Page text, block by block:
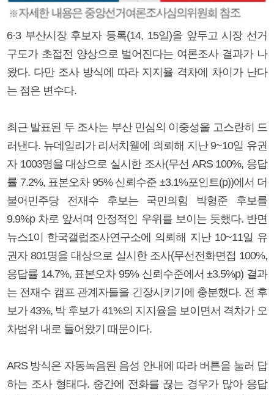
6·3 부산시장 후보자 등록(14, 15일)을 앞두고 시장 선거
구도가 초접전 양상으로 벌어진다는 여론조사 결과가 나
왔다. 다만 조사 방식에 따라 지지율 격차에 차이가 난다
는 점은 변수다.
최근 발표된 두 조사는 부산 민심의 이중성을 고스란히 드
러낸다. 뉴데일리가 리서치웰에 의뢰해 지난 9~10일 유권
자 1003명을 대상으로 실시한 조사(무선 ARS 100%, 응답
률 7.2%, 표본오차 95% 신뢰수준 ±3.1%포인트(p))에서 더
불어민주당 전재수 후보는 국민의힘 박형준 후보를
9.9%p 차로 앞서며 안정적인 우위를 보이는 듯했다. 반면
뉴스1이 한국갤럽조사연구소에 의뢰해 지난 10~11일 유
권자 801명을 대상으로 실시한 조사(무선전화면접 100%,
응답률 14.7%, 표본오차 95% 신뢰수준에서 ±3.5%p) 결과
는 전재수 캠프 관계자들을 긴장시키기에 충분했다. 전 후
보가 43%, 박 후보가 41%의 지지율을 보이면서 격차가 오
차범위 내로 들어왔기 때문이다.
ARS 방식은 자동녹음된 음성 안내에 따라 버튼을 눌러 답
하는 조사 형태다. 중간에 전화를 끊는 경우가 많아 응답